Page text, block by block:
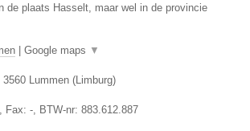
de plaats Hasselt, maar wel in de provincie
Google maps ▼
3560 Lummen ( Limburg)
, Fax: - , BTW-nr: 883.612.887